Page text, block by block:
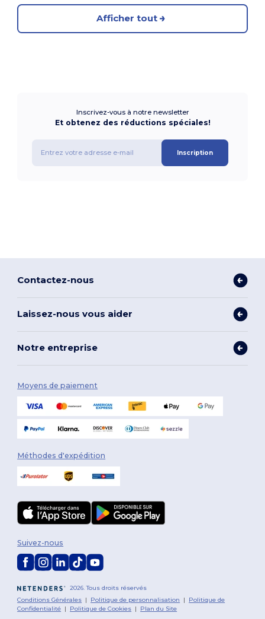
Afficher tout
Inscrivez-vous à notre newsletter
Et obtenez des réductions spéciales!
Inscription
Contactez-nous
Laissez-nous vous aider
Notre entreprise
Moyens de paiement
Méthodes d'expédition
2026. Tous droits réservés
Conditions Générales | Politique de personnalisation | Politique de
Confidentialité | Politique de Cookies | Plan du Site
Suivez-nous